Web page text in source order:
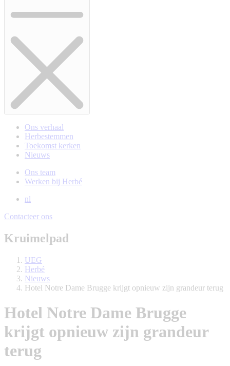
Ons verhaal
Herbestemmen
Toekomst kerken
Nieuws
Ons team
Werken bij Herbé
nl
Contacteer ons
Kruimelpad
UEG
Herbé
Nieuws
Hotel Notre Dame Brugge krijgt opnieuw zijn grandeur terug
Hotel Notre Dame Brugge
krijgt opnieuw zijn grandeur
terug